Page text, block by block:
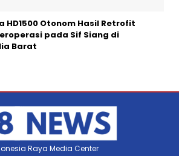
HD1500 Otonom Hasil Retrofit
pada Sif Siang di
Barat
Raya Media Center